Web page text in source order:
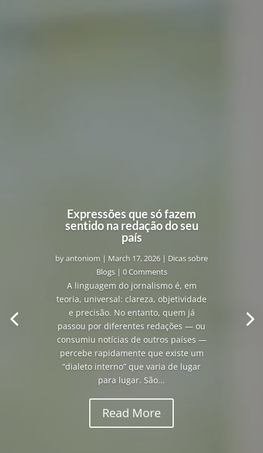
Expressões que só fazem
sentido na redação do seu
país
byantoniom | March 17, 2026 | Dicas sobre
Blogs| 0 Comments
A linguagem do jornalismo é, em
teoria, universal: clareza, objetividade
e precisão. No entanto, quem já
passou por diferentes redações — ou
consumiu notícias de outros países —
percebe rapidamente que existe um
“dialeto interno” que varia de lugar
para lugar. São...
Read More